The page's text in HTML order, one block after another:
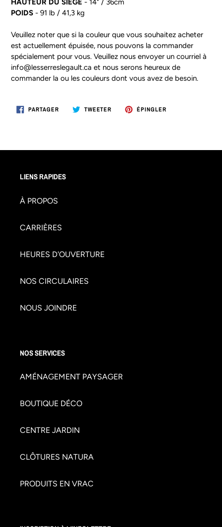
HAUTEUR DU SIÈGE - 14" / 36cm
POIDS - 91 lb / 41,3 kg
Veuillez noter que si la couleur que vous souhaitez acheter
est actuellement épuisée, nous pouvons la commander
spécialement pour vous. Veuillez nous envoyer un courriel à
info@lesserreslegault.ca et nous serons heureux de
commander la ou les couleurs dont vous avez de besoin.
PARTAGERPARTAGER
SUR
TWEETER TWEETERÉPINGLER
LIENS RAPIDES
À PROPOS
CARRIÈRES
HEURES D'OUVERTURE
NOS CIRCULAIRES
NOUS JOINDRE
NOS SERVICES
AMÉNAGEMENT PAYSAGER
BOUTIQUE DÉCO
CENTRE JARDIN
CLÔTURES NATURA
PRODUITS EN VRAC